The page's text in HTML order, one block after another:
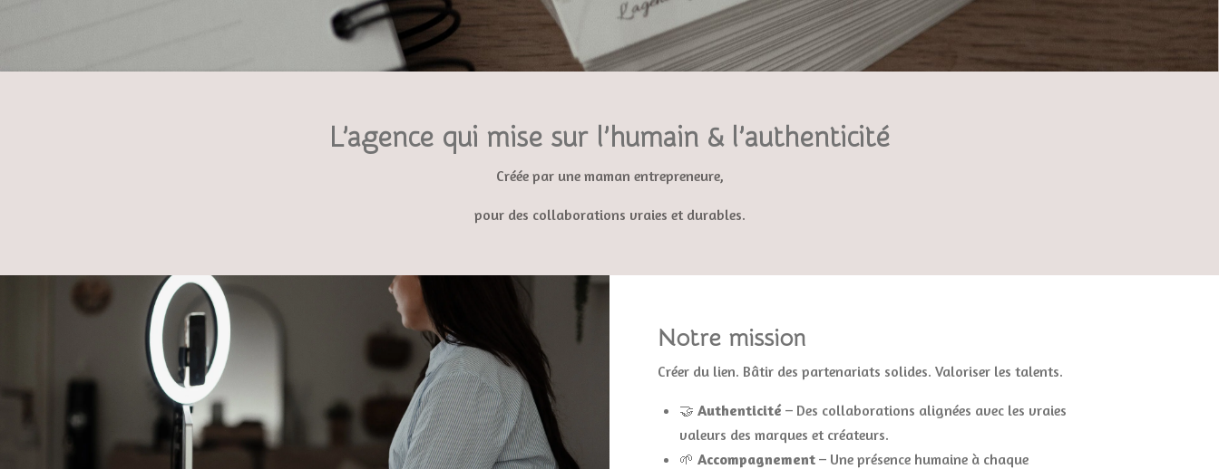
L’agence qui mise sur l’humain & l’authenticité
Créée par une maman entrepreneure,
pour des collaborations vraies et durables.
Notre mission
Créer du lien. Bâtir des partenariats solides. Valoriser les talents.
🤝 Authenticité– Des collaborations alignées avec les vraies
valeurs des marques et créateurs.
🌱 Accompagnement– Une présence humaine à chaque